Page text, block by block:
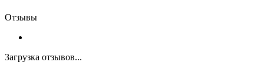
Отзывы
Загрузка отзывов...